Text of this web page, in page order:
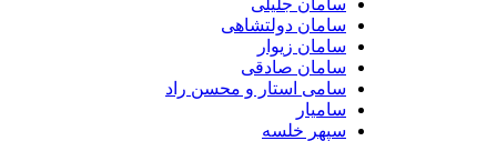
سامان دولتشاهی
سامان زیوار
سامان صادقی
سامی استار و محسن راد
سامیار
سپهر خلسه